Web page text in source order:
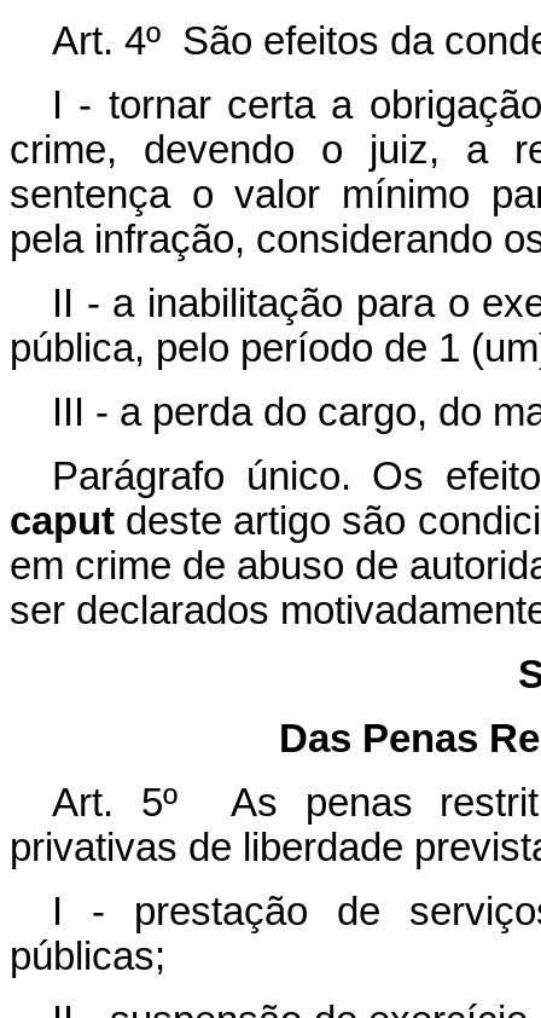
Art. 4º São efeitos da
I - tornar certa a
crime, devendo o juiz, a
sentença o valor mínimo
pela infração, considerando
II - a inabilitação para o
pública, pelo período de 1
III - a perda do cargo, do
Parágrafo único. Os
caput deste artigo são
em crime de abuso de
ser declarados
Das Penas
Art. 5º As penas
privativas de liberdade
I - prestação de
públicas;